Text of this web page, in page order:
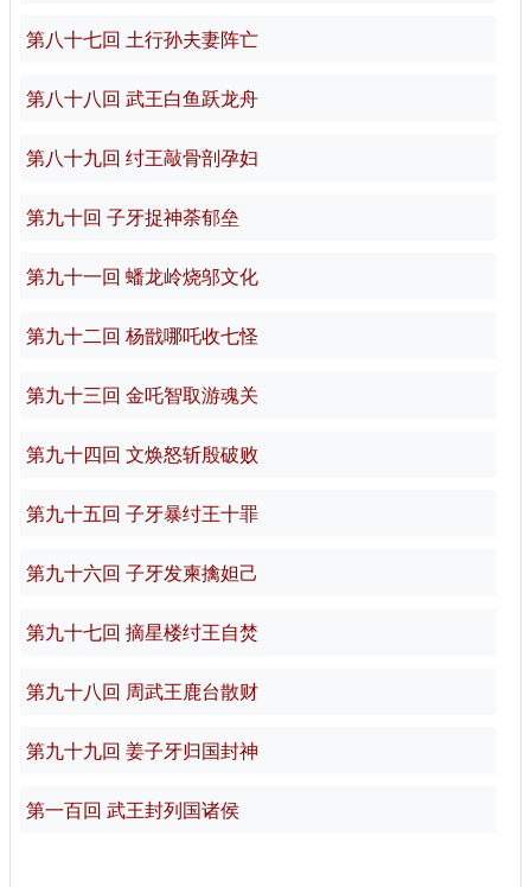
第八十七回 土行孙夫妻阵亡
第八十八回 武王白鱼跃龙舟
第八十九回 纣王敲骨剖孕妇
第九十回 子牙捉神荼郁垒
第九十一回 蟠龙岭烧邬文化
第九十二回 杨戩哪吒收七怪
第九十三回 金吒智取游魂关
第九十四回 文焕怒斩殷破败
第九十五回 子牙暴纣王十罪
第九十六回 子牙发柬擒妲己
第九十七回 摘星楼纣王自焚
第九十八回 周武王鹿台散财
第九十九回 姜子牙归国封神
第一百回 武王封列国诸侯